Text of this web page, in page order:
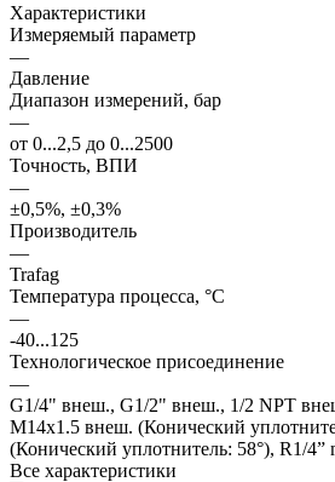
Характеристики
Измеряемый параметр
—
Давление
Диапазон измерений, бар
—
от 0...2,5 до 0...2500
Точность, ВПИ
—
±0,5%, ±0,3%
Производитель
—
Trafag
Температура процесса, °С
—
-40...125
Технологическое присоединение
—
G1/4" внеш., G1/2" внеш., 1/2 NPT
M14x1.5 внеш. (Конический
(Конический уплотнитель: 58°), R1/4”
Все характеристики